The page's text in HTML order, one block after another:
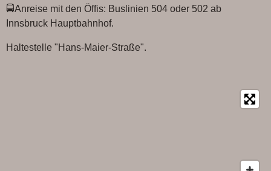
🚍Anreise mit den Öffis: Buslinien 504 oder 502 ab
Innsbruck Hauptbahnhof.
Haltestelle "Hans-Maier-Straße".